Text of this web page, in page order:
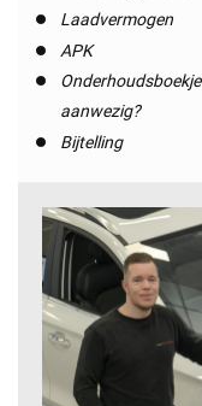
Laadvermogen
APK
Onderhoudsboekje
aanwezig?
Bijtelling